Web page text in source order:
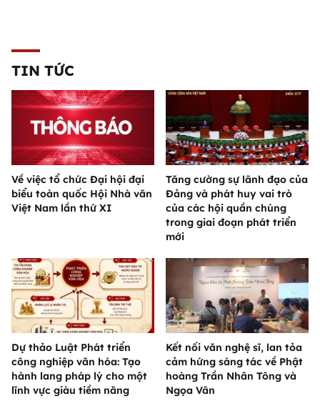
TIN TỨC
Về việc tổ chức Đại hội đại
biểu toàn quốc Hội Nhà văn
Việt Nam lần thứ XI
Tăng cường sự lãnh đạo của
Đảng và phát huy vai trò
của các hội quần chúng
trong giai đoạn phát triển
mới
Dự thảo Luật Phát triển
công nghiệp văn hóa: Tạo
hành lang pháp lý cho một
lĩnh vực giàu tiềm năng
Kết nối văn nghệ sĩ, lan tỏa
cảm hứng sáng tác về Phật
hoàng Trần Nhân Tông và
Ngọa Vân